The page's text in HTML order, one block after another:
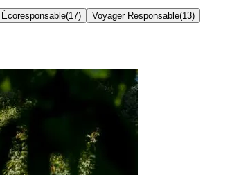
(17) Voyager Responsable(13)